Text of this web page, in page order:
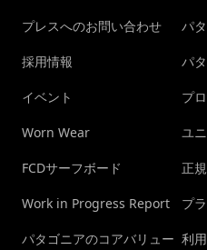
プレスへのお問い合わせ
採用情報
イベント
Worn Wear
FCDサーフボード
Work in Progress Report
パタゴニアのコアバリュー
パ
パ
プ
ユ
正
プ
利